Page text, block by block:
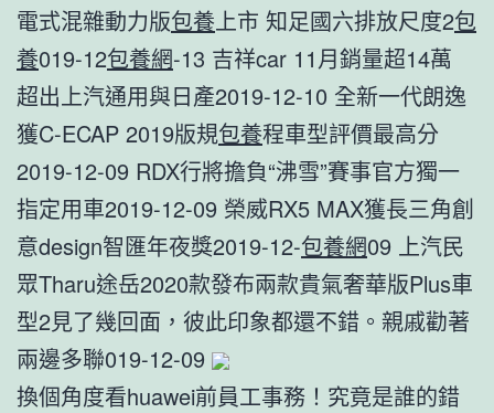
電式混雜動力版包養 上市 知足國六排放尺度2包
養019-12包養網-13 吉祥car 11月銷量超14萬
超出上汽通用與日產2019-12-10 全新一代朗逸
獲C-ECAP 2019版規包養程車型評價最高分
2019-12-09 RDX行將擔負“沸雪”賽事官方獨一
指定用車2019-12-09 榮威RX5 MAX獲長三角創
意design智匯年夜獎2019-12-包養網09 上汽民
眾Tharu途岳2020款發布兩款貴氣奢華版Plus車
型2見了幾回面，彼此印象都還不錯。親戚勸著
兩邊多聯019-12-09
換個角度看huawei前員工事務！究竟是誰的錯